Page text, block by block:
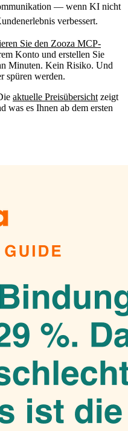
— wenn KI nicht
verbessert.
Sie den Zooza MCP-
Konto und erstellen Sie
Minuten. Kein Risiko. Und
spüren werden.
aktuelle Preisübersicht zeigt
es Ihnen ab dem ersten